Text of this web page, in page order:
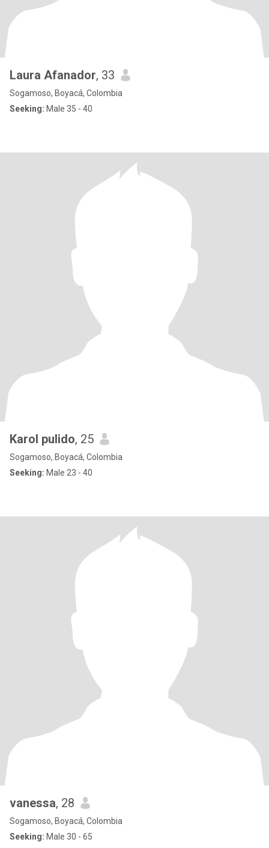
Laura Afanador, 33
Sogamoso, Boyacá, Colombia
Seeking: Male 35 - 40
Karol pulido, 25
Sogamoso, Boyacá, Colombia
Seeking: Male 23 - 40
vanessa, 28
Sogamoso, Boyacá, Colombia
Seeking: Male 30 - 65